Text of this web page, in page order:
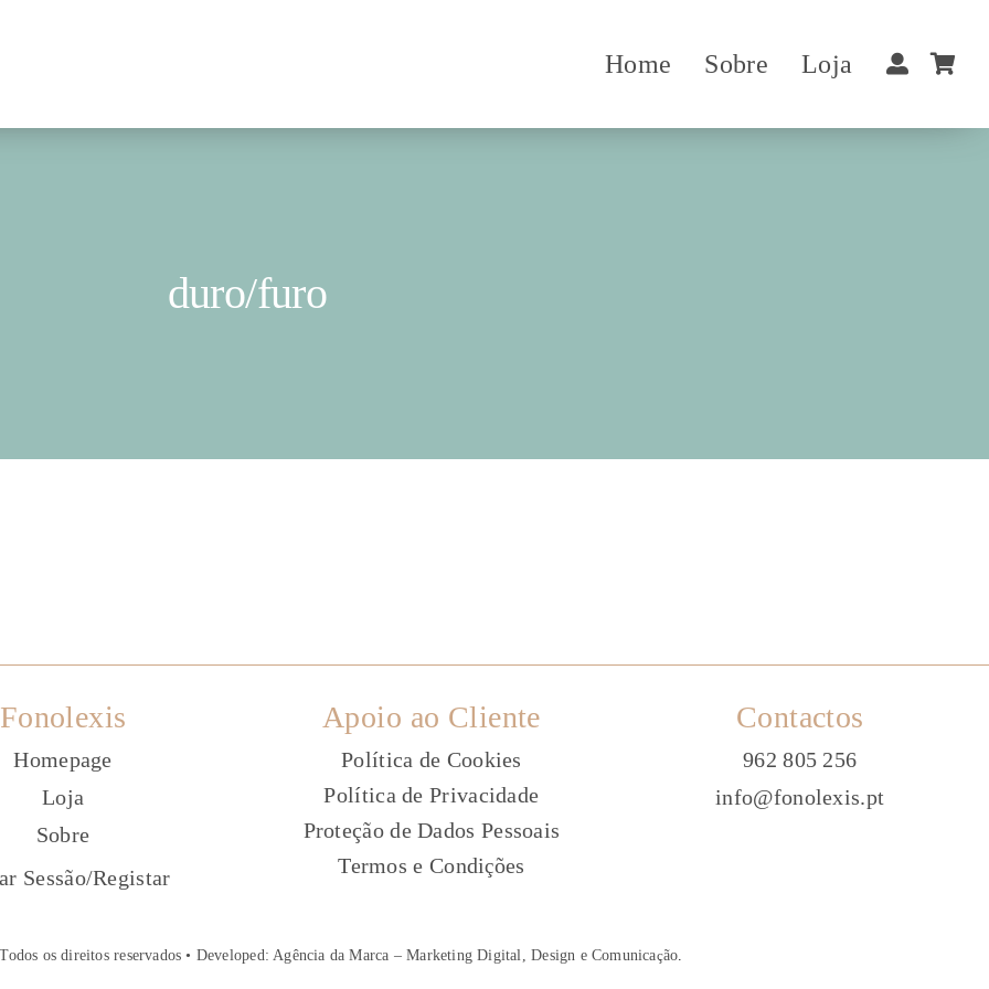
Home Sobre Loja
duro/furo
Fonolexis
Homepage
Loja
Sobre
Sessão/Registar
Apoio ao Cliente
Política de Cookies
Política de Privacidade
Proteção de Dados Pessoais
Termos e Condições
Contactos
962 805 256
info@fonolexis.pt
os direitos reservados • Developed:Agência da Marca – Marketing Digital, Design e Comunicação.